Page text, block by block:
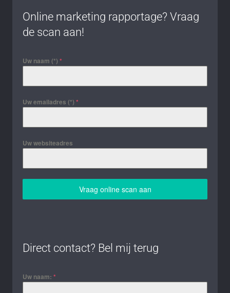
Online marketing rapportage? Vraag
de scan aan!
Uw naam (*) *
Uw emailadres (*) *
Uw websiteadres
Vraag online scan aan
Direct contact? Bel mij terug
Uw naam: *